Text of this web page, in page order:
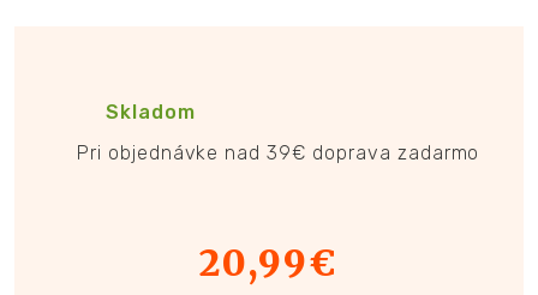
Skladom
Pri objednávke nad 39€ doprava zadarmo
20,99€